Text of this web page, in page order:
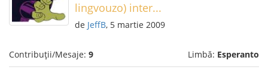
lingvouzo) inter...
de JeffB, 5 martie 2009
Contribuții/Mesaje: 9 Limbă: Esperanto